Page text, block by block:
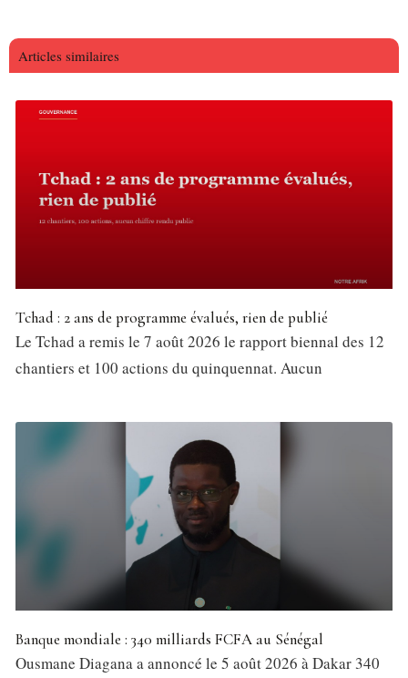
Articles similaires
Tchad : 2 ans de programme évalués, rien de publié
Le Tchad a remis le 7 août 2026 le rapport biennal des 12
chantiers et 100 actions du quinquennat. Aucun
Banque mondiale : 340 milliards FCFA au Sénégal
Ousmane Diagana a annoncé le 5 août 2026 à Dakar 340